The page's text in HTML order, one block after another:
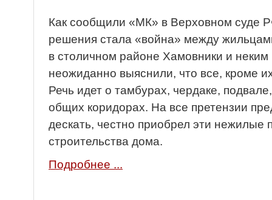
Как сообщили «МК» в Верховном суде
решения стала «война» между
в столичном районе Хамовники и
неожиданно выяснили, что все, кроме
Речь идет о тамбурах, чердаке,
общих коридорах. На все претензии
дескать, честно приобрел эти
строительства дома.
Подробнее ...